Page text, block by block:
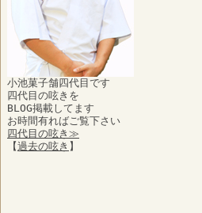
小池菓子舗四代目です
四代目の呟きを
BLOG掲載してます
お時間有ればご覧下さい
四代目の呟き≫
【過去の呟き 】